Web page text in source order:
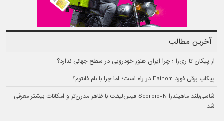
آخرین مطالب
از پیکان تا ری‌را ؛ چرا ایران هنوز خودرویی در سطح جهانی ندارد؟
پیکاپ برقی فورد Fathom در راه است؛ اما چرا با نام فانتوم؟
شاسی‌بلند ماهیندرا Scorpio-N فیس‌لیفت با ظاهر مدرن‌تر و امکانات بیشتر معرفی
شد